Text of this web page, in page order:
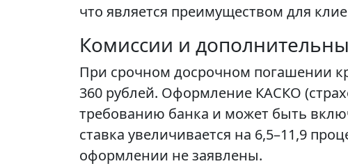
что является преимуществом для
Комиссии и
При срочном досрочном погашении
360 рублей. Оформление КАСКО
требованию банка и может быть
ставка увеличивается на 6,5–11,9
оформлении не заявлены.